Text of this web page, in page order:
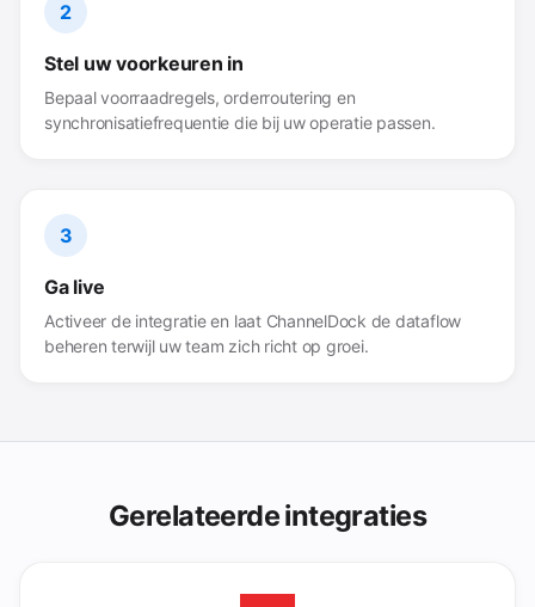
2
Stel uw voorkeuren in
Bepaal voorraadregels, orderroutering en
synchronisatiefrequentie die bij uw operatie passen.
3
Ga live
Activeer de integratie en laat ChannelDock de dataflow
beheren terwijl uw team zich richt op groei.
Gerelateerde integraties